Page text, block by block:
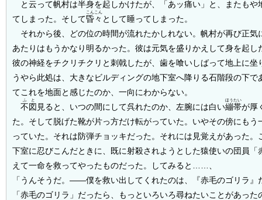
と云って帆村は半身を起しかけたが、「あッ痛い」と、またもや
てしまった。そして昏々
こんこん
として睡ってしまった。
それから後、どの位の時間が流れたかしれない。帆村が再び正気
あたりはもうかなり明るかった。彼は元気を盛りかえして身を起し
彼の神経をチクリチクリと刺戟したが、歯を喰いしばって地上に
うやら此処は、大きなビルディングの地下室へ降りる石階段の下で
てこれを地面と感じたのか、一向にわからない。
不図
ふと
見ると、いつの間にして呉れたのか、左腕には白い繃帯
ほうたい
が厚
た。そして脱げた靴が片っ方だけ転がっていた。いやその傍にもう
っていた。それは防弾チョッキだった。それには見覚えがあった。
下室に忍びこんだときに、既に射殺されようとした猿使いの団員「
えて一命を救ってやったものだった。してみると……、
「うんそうだ。――僕を救い出してくれたのは、『赤毛のゴリラ』
「赤毛のゴリラ」だったら、もっといろいろ尋ねたいことがあっ